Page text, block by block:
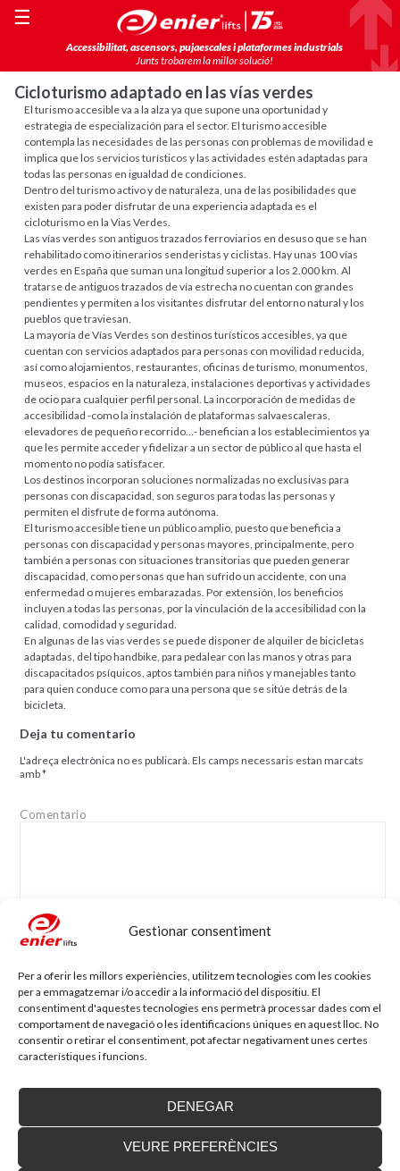
Gestionar consentiment
Per a oferir les millors experiències, utilitzem tecnologies com les cookies
per a emmagatzemar i/o accedir a la informació del dispositiu. El
consentiment d'aquestes tecnologies ens permetrà processar dades com el
comportament de navegació o les identificacions úniques en aquest lloc. No
consentir o retirar el consentiment, pot afectar negativament unes certes
característiques i funcions.
DENEGAR
VEURE PREFERÈNCIES
Accessibilitat, ascensors, pujaescales i plataformes industrials
Junts trobarem la millor solució!
☰
Cicloturismo adaptado en las vías verdes
El turismo accesible va a la alza ya que supone una oportunidad y
estrategia de especialización para el sector. El turismo accesible
contempla las necesidades de las personas con problemas de movilidad e
implica que los servicios turísticos y las actividades estén adaptadas para
todas las personas en igualdad de condiciones.
Dentro del turismo activo y de naturaleza, una de las posibilidades que
existen para poder disfrutar de una experiencia adaptada es el
cicloturismo en la Vias Verdes.
Las vías verdes son antiguos trazados ferroviarios en desuso que se han
rehabilitado como itinerarios senderistas y ciclistas. Hay unas 100 vías
verdes en España que suman una longitud superior a los 2.000 km. Al
tratarse de antiguos trazados de vía estrecha no cuentan con grandes
pendientes y permiten a los visitantes disfrutar del entorno natural y los
pueblos que traviesan.
La mayoría de Vías Verdes son destinos turísticos accesibles, ya que
cuentan con servicios adaptados para personas con movilidad reducida,
así como alojamientos, restaurantes, oficinas de turismo, monumentos,
museos, espacios en la naturaleza, instalaciones deportivas y actividades
de ocio para cualquier perfil personal. La incorporación de medidas de
accesibilidad -como la instalación de plataformas salvaescaleras,
elevadores de pequeño recorrido…- benefician a los establecimientos ya
que les permite acceder y fidelizar a un sector de público al que hasta el
momento no podía satisfacer.
Los destinos incorporan soluciones normalizadas no exclusivas para
personas con discapacidad, son seguros para todas las personas y
permiten el disfrute de forma autónoma.
El turismo accesible tiene un público amplio, puesto que beneficia a
personas con discapacidad y personas mayores, principalmente, pero
también a personas con situaciones transitorias que pueden generar
discapacidad, como personas que han sufrido un accidente, con una
enfermedad o mujeres embarazadas. Por extensión, los beneficios
incluyen a todas las personas, por la vinculación de la accesibilidad con la
calidad, comodidad y seguridad.
En algunas de las vias verdes se puede disponer de alquiler de bicicletas
adaptadas, del tipo handbike, para pedalear con las manos y otras para
discapacitados psíquicos, aptos también para niños y manejables tanto
para quien conduce como para una persona que se sitúe detrás de la
bicicleta.
Deja tu comentario
L'adreça electrònica no es publicarà. Els camps necessaris estan marcats
amb*
Comentario
Nom*
Lloc web